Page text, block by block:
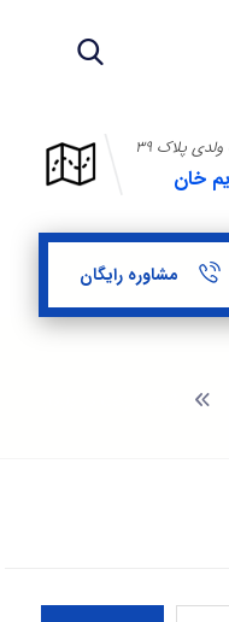
پلاک ۳۹
خان
مشاوره رایگان